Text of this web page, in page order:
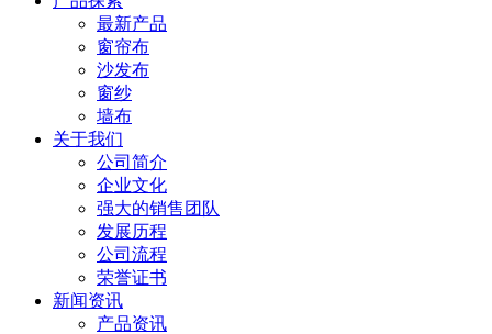
最新产品
窗帘布
沙发布
窗纱
墙布
关于我们
公司简介
企业文化
强大的销售团队
发展历程
公司流程
荣誉证书
新闻资讯
产品资讯